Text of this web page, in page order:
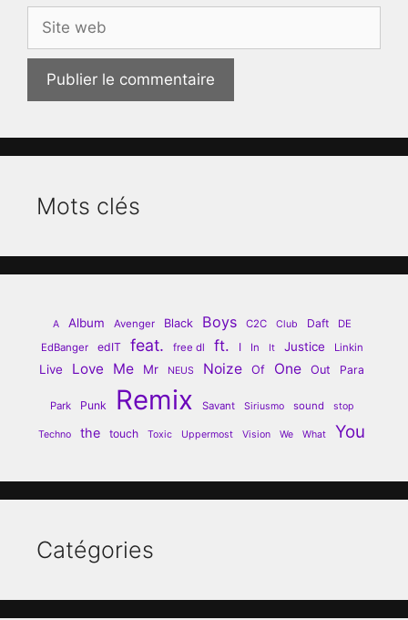
web
Mots clés
A Album Avenger Black Boys C2C Club Daft
DE
EdBanger
edIT feat. free dl ft. I In It Justice Linkin
Live Love Me Mr NEUS Noize Of One Out Para
Park Punk Remix Savant Siriusmo sound stop
Techno the touch Toxic Uppermost Vision We What You
Catégories